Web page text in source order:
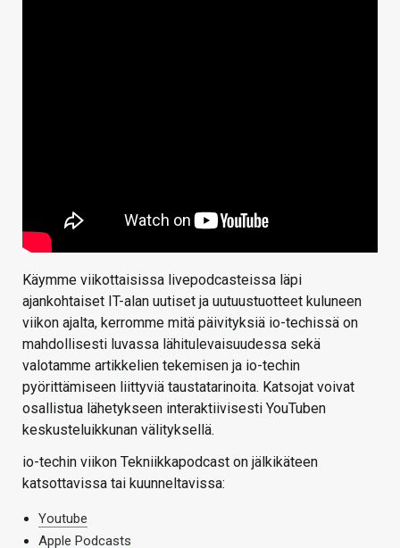
Käymme viikottaisissa livepodcasteissa läpi
ajankohtaiset IT-alan uutiset ja uutuustuotteet kuluneen
viikon ajalta, kerromme mitä päivityksiä io-techissä on
mahdollisesti luvassa lähitulevaisuudessa sekä
valotamme artikkelien tekemisen ja io-techin
pyörittämiseen liittyviä taustatarinoita. Katsojat voivat
osallistua lähetykseen interaktiivisesti YouTuben
keskusteluikkunan välityksellä.
io-techin viikon Tekniikkapodcast on jälkikäteen
katsottavissa tai kuunneltavissa:
Youtube
Apple Podcasts